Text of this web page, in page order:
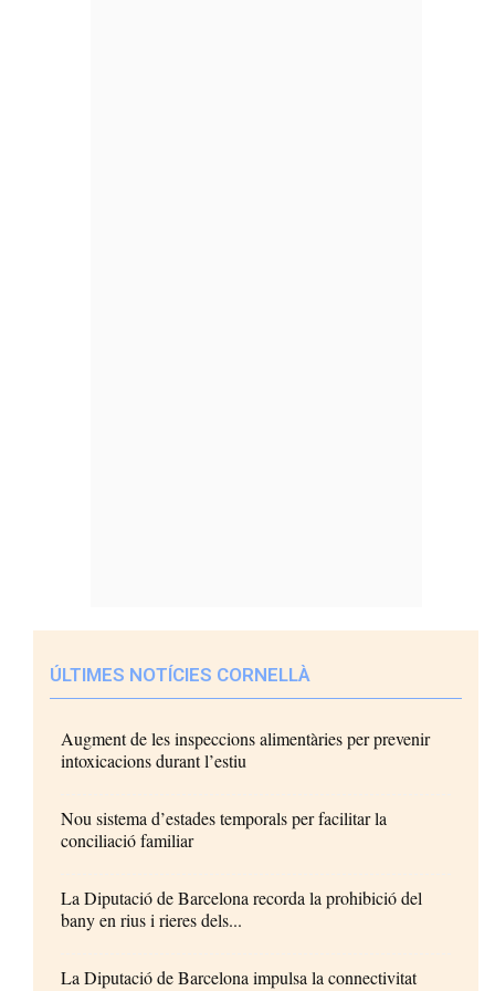
ÚLTIMES NOTÍCIES CORNELLÀ
Augment de les inspeccions alimentàries per prevenir
intoxicacions durant l’estiu
Nou sistema d’estades temporals per facilitar la
conciliació familiar
La Diputació de Barcelona recorda la prohibició del
bany en rius i rieres dels...
La Diputació de Barcelona impulsa la connectivitat